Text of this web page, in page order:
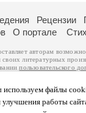
файлы
улучшения работы
Рецензии
О портале
авторам
литературных
пользовательского
принадлежат
. Перепечатка
к которому вы
странице.
несут самостоятельно